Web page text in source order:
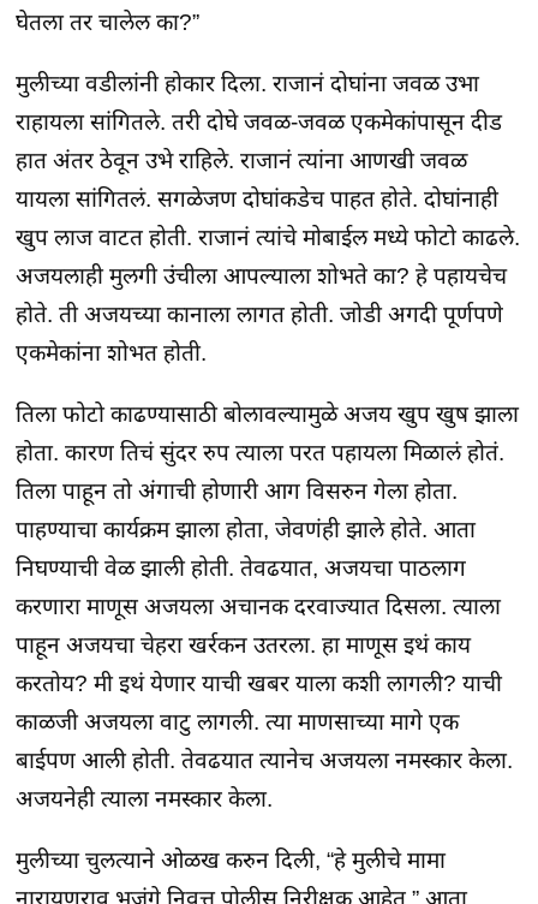
घेतला तर चालेल का?”
मुलीच्या वडीलांनी होकार दिला. राजानं दोघांना जवळ उभा
राहायला सांगितले. तरी दोघे जवळ-जवळ एकमेकांपासून दीड
हात अंतर ठेवून उभे राहिले. राजानं त्यांना आणखी जवळ
यायला सांगितलं. सगळेजण दोघांकडेच पाहत होते. दोघांनाही
खुप लाज वाटत होती. राजानं त्यांचे मोबाईल मध्ये फोटो काढले.
अजयलाही मुलगी उंचीला आपल्याला शोभते का? हे पहायचेच
होते. ती अजयच्या कानाला लागत होती. जोडी अगदी पूर्णपणे
एकमेकांना शोभत होती.
तिला फोटो काढण्यासाठी बोलावल्यामुळे अजय खुप खुष झाला
होता. कारण तिचं सुंदर रुप त्याला परत पहायला मिळालं होतं.
तिला पाहून तो अंगाची होणारी आग विसरुन गेला होता.
पाहण्याचा कार्यक्रम झाला होता, जेवणंही झाले होते. आता
निघण्याची वेळ झाली होती. तेवढयात, अजयचा पाठलाग
करणारा माणूस अजयला अचानक दरवाज्यात दिसला. त्याला
पाहून अजयचा चेहरा खर्रकन उतरला. हा माणूस इथं काय
करतोय? मी इथं येणार याची खबर याला कशी लागली? याची
काळजी अजयला वाटु लागली. त्या माणसाच्या मागे एक
बाईपण आली होती. तेवढयात त्यानेच अजयला नमस्कार केला.
अजयनेही त्याला नमस्कार केला.
मुलीच्या चुलत्याने ओळख करुन दिली, “हे मुलीचे मामा
नारायणराव भुजंगे निवृत्त पोलीस निरीक्षक आहेत.” आता